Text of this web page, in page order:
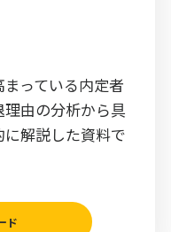
っている内定者
由の分析から具
解説した資料で
ド